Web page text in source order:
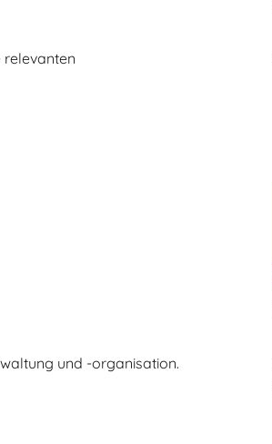
relevanten
und -organisation.